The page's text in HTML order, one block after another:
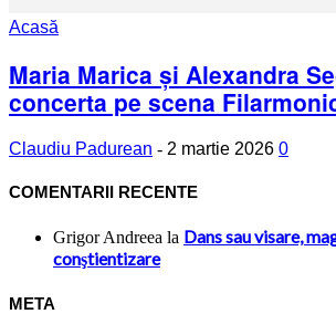
Acasă
Maria Marica și Alexandra
concerta pe scena
Claudiu Padurean - 2 martie 2026 0
COMENTARII RECENTE
Grigor Andreea la Dans sau visare,
conştientizare
META